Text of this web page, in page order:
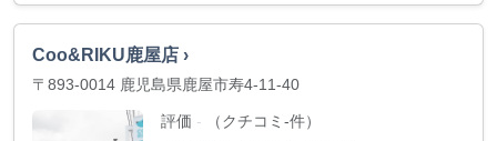
Coo&RIKU鹿屋店 ›
〒893-0014 鹿児島県鹿屋市寿4-11-40
評価 -
（クチコミ-件）